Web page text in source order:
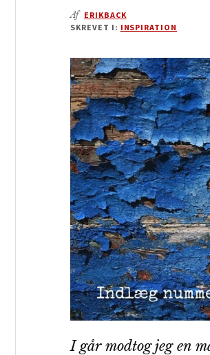
sociale
Af ERIKBACK
SKREVET I: INSPIRATION
I går modtog jeg en